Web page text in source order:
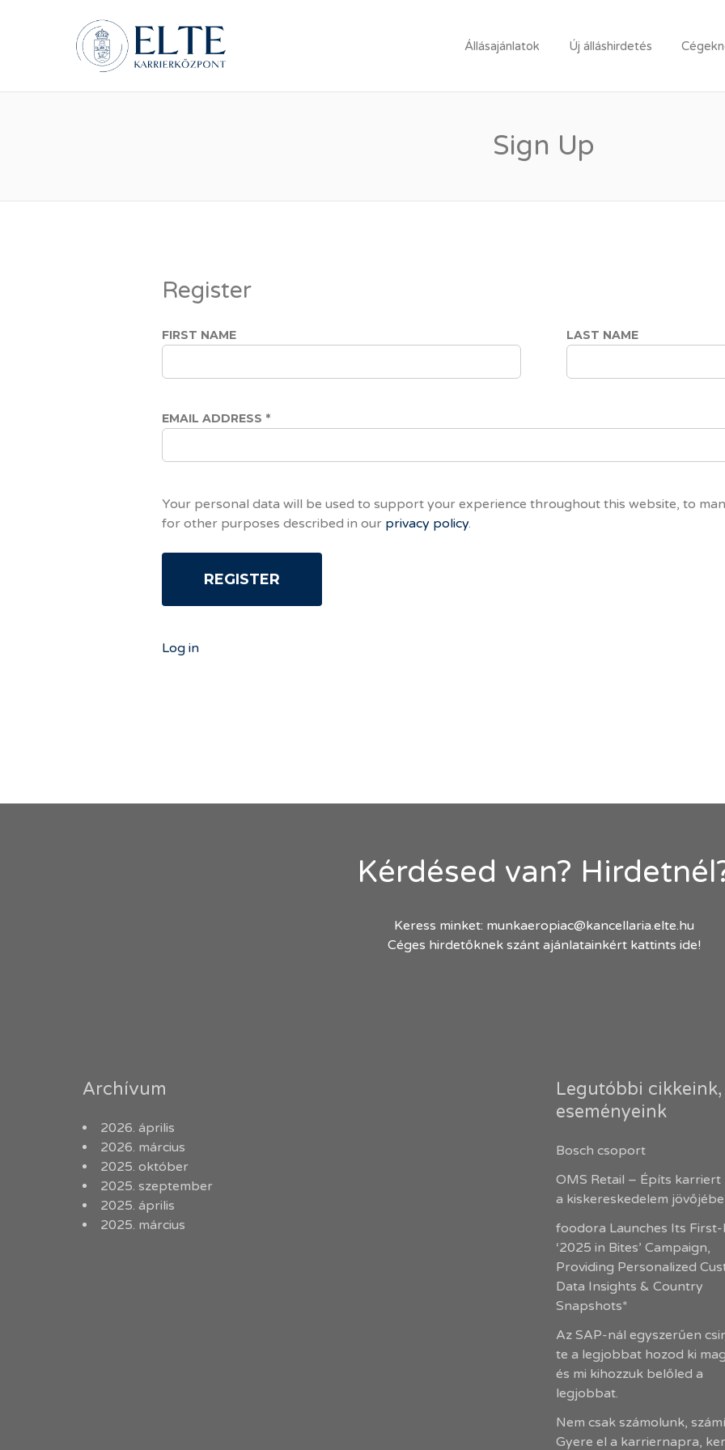
ELTE ÁLLÁSPORTÁL
Állásajánlatok Új álláshirdetés
Sign Up
Register
FIRST NAME LAST NAME
EMAIL ADDRESS *
Your personal data will be used to support your experience throughout this website, to
for other purposes described in our privacy policy.
Log in
Kérdésed van?
Keress minket: munkaeropiac@kancellaria.elte.hu
Céges hirdetőknek szánt ajánlatainkért kattints ide!
Archívum
2026. április
2026. március
2025. október
2025. szeptember
2025. április
2025. március
Legutóbbi cikkeink,
eseményeink
Bosch csoport
OMS Retail – Építs karriert
a kiskereskedelem
foodora Launches Its First-
‘2025 in Bites’ Campaign,
Providing Personalized
Data Insights & Country
Snapshots*
Az SAP-nál egyszerűen
te a legjobbat hozod ki
és mi kihozzuk belőled a
legjobbat.
Nem csak számolunk,
Gyere el a karriernapra,